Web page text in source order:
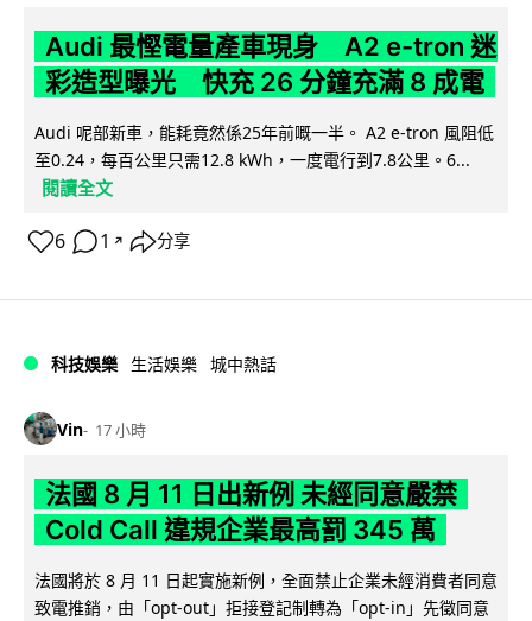
Audi 最慳電量產車現身 A2 e-tron 迷
彩造型曝光 快充 26 分鐘充滿 8 成電
Audi 呢部新車，能耗竟然係25年前嘅一半。 A2 e-tron 風阻低
至0.24，每百公里只需12.8 kWh，一度電行到7.8公里。6...
閱讀全文
6 1 ↗ 分享
科技娛樂 生活娛樂 城中熱話
Vin 17 小時
法國 8 月 11 日出新例 未經同意嚴禁
Cold Call 違規企業最高罰 345 萬
法國將於 8 月 11 日起實施新例，全面禁止企業未經消費者同意
致電推銷，由「opt-out」拒接登記制轉為「opt-in」先徵同意